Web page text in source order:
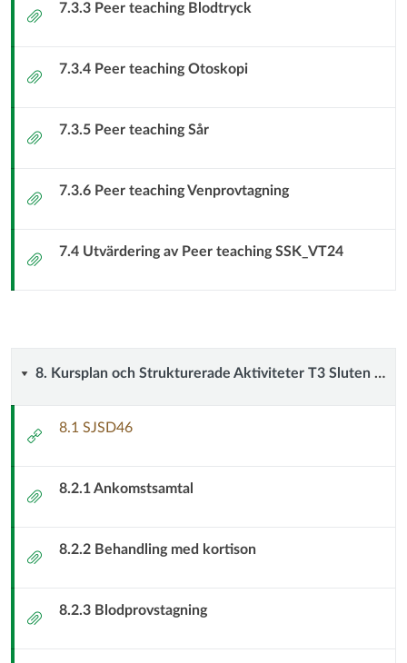
Bilaga 7.3.3 Peer teaching Blodtryck
Bilaga 7.3.4 Peer teaching Otoskopi
Bilaga 7.3.5 Peer teaching Sår
Bilaga 7.3.6 Peer teaching Venprovtagning
Bilaga 7.4 Utvärdering av Peer teaching SSK_VT24
8.
Kursplan
Strukturerade
Sluten
8. Kursplan och Strukturerade Aktiviteter T3 Sluten somatisk vård
Extern8.1 SJSD46
Bilaga 8.2.1 Ankomstsamtal
Bilaga 8.2.2 Behandling med kortison
Bilaga 8.2.3 Blodprovstagning